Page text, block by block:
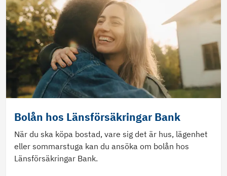
Bolån hos Länsförsäkringar Bank
När du ska köpa bostad, vare sig det är hus, lägenhet
eller sommarstuga kan du ansöka om bolån hos
Länsförsäkringar Bank.